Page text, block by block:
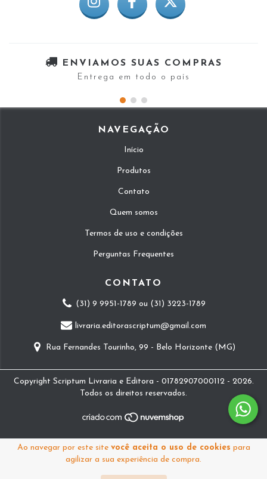
Ao navegar por este site você aceita o uso de cookies para
agilizar a sua experiência de compra.
ENVIAMOS SUAS COMPRAS
Entrega em todo o país
NAVEGAÇÃO
Início
Produtos
Contato
Quem somos
Termos de uso e condições
Perguntas Frequentes
CONTATO
(31) 9 9951-1789 ou (31) 3223-1789
livraria.editorascriptum@gmail.com
Rua Fernandes Tourinho, 99 - Belo Horizonte (MG)
Copyright Scriptum Livraria e Editora - 01782907000112 - 2026.
Todos os direitos reservados.